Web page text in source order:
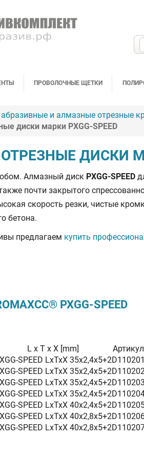
ПРОВОЛОЧНЫЕ ЩЕТКИ
и алмазные отрезные
диски марки PXGG-SPEED
ДИСКИ
Алмазный диск PXGG-SPEED
почти закрытого
скорость резки, чистые
бетона.
предлагаем купить
PXGG-SPEED
L x T x X [mm] Артикул
SPEED LxTxX 35x2,4x5+2D110201
SPEED LxTxX 35x2,4x5+2D110202
SPEED LxTxX 35x2,4x5+2D110203
SPEED LxTxX 35x2,4x5+2
SPEED LxTxX 40x2,4x5+2
SPEED LxTxX 40x2,8x5+2
SPEED LxTxX 40x2,8x5+2